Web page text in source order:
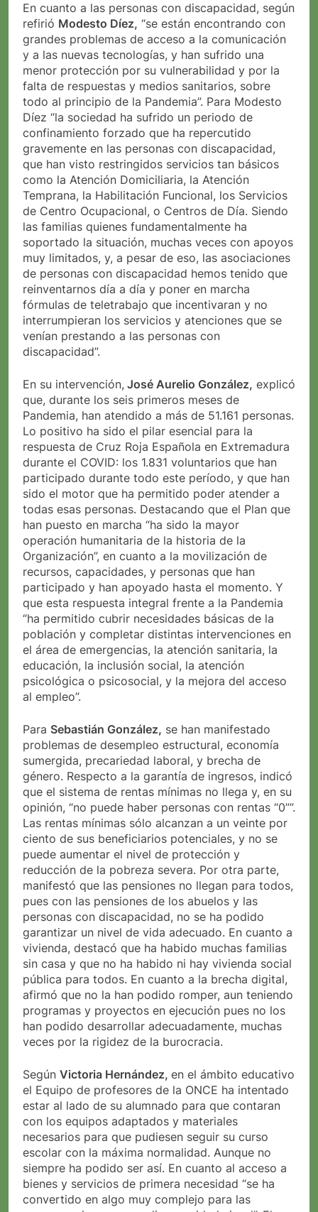
En cuanto a las personas con discapacidad, según
refirió Modesto Díez, “se están encontrando con
grandes problemas de acceso a la comunicación
y a las nuevas tecnologías, y han sufrido una
menor protección por su vulnerabilidad y por la
falta de respuestas y medios sanitarios, sobre
todo al principio de la Pandemia”. Para Modesto
Díez “la sociedad ha sufrido un periodo de
confinamiento forzado que ha repercutido
gravemente en las personas con discapacidad,
que han visto restringidos servicios tan básicos
como la Atención Domiciliaria, la Atención
Temprana, la Habilitación Funcional, los Servicios
de Centro Ocupacional, o Centros de Día. Siendo
las familias quienes fundamentalmente ha
soportado la situación, muchas veces con apoyos
muy limitados, y, a pesar de eso, las asociaciones
de personas con discapacidad hemos tenido que
reinventarnos día a día y poner en marcha
fórmulas de teletrabajo que incentivaran y no
interrumpieran los servicios y atenciones que se
venían prestando a las personas con
discapacidad”.
En su intervención, José Aurelio González, explicó
que, durante los seis primeros meses de
Pandemia, han atendido a más de 51.161 personas.
Lo positivo ha sido el pilar esencial para la
respuesta de Cruz Roja Española en Extremadura
durante el COVID: los 1.831 voluntarios que han
participado durante todo este período, y que han
sido el motor que ha permitido poder atender a
todas esas personas. Destacando que el Plan que
han puesto en marcha “ha sido la mayor
operación humanitaria de la historia de la
Organización”, en cuanto a la movilización de
recursos, capacidades, y personas que han
participado y han apoyado hasta el momento. Y
que esta respuesta integral frente a la Pandemia
“ha permitido cubrir necesidades básicas de la
población y completar distintas intervenciones en
el área de emergencias, la atención sanitaria, la
educación, la inclusión social, la atención
psicológica o psicosocial, y la mejora del acceso
al empleo”.
Para Sebastián González, se han manifestado
problemas de desempleo estructural, economía
sumergida, precariedad laboral, y brecha de
género. Respecto a la garantía de ingresos, indicó
que el sistema de rentas mínimas no llega y, en su
opinión, “no puede haber personas con rentas “0””.
Las rentas mínimas sólo alcanzan a un veinte por
ciento de sus beneficiarios potenciales, y no se
puede aumentar el nivel de protección y
reducción de la pobreza severa. Por otra parte,
manifestó que las pensiones no llegan para todos,
pues con las pensiones de los abuelos y las
personas con discapacidad, no se ha podido
garantizar un nivel de vida adecuado. En cuanto a
vivienda, destacó que ha habido muchas familias
sin casa y que no ha habido ni hay vivienda social
pública para todos. En cuanto a la brecha digital,
afirmó que no la han podido romper, aun teniendo
programas y proyectos en ejecución pues no los
han podido desarrollar adecuadamente, muchas
veces por la rigidez de la burocracia.
Según Victoria Hernández, en el ámbito educativo
el Equipo de profesores de la ONCE ha intentado
estar al lado de su alumnado para que contaran
con los equipos adaptados y materiales
necesarios para que pudiesen seguir su curso
escolar con la máxima normalidad. Aunque no
siempre ha podido ser así. En cuanto al acceso a
bienes y servicios de primera necesidad “se ha
convertido en algo muy complejo para las